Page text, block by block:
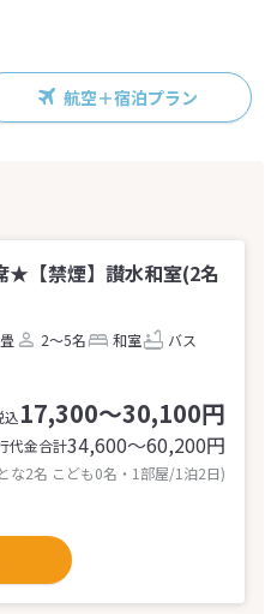
航空＋宿泊プラン
【禁煙】讃水和室(2名
2～5名 和室
バス
込17,300～30,100円
代金合計34,600〜60,200円
な2名 こども0名・1部屋/1泊2日)